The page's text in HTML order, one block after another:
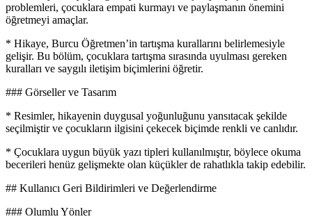
problemleri, çocuklara empati kurmayı ve paylaşmanın önemini
öğretmeyi amaçlar.
* Hikaye, Burcu Öğretmen’in tartışma kurallarını belirlemesiyle
gelişir. Bu bölüm, çocuklara tartışma sırasında uyulması gereken
kuralları ve saygılı iletişim biçimlerini öğretir.
### Görseller ve Tasarım
* Resimler, hikayenin duygusal yoğunluğunu yansıtacak şekilde
seçilmiştir ve çocukların ilgisini çekecek biçimde renkli ve canlıdır.
* Çocuklara uygun büyük yazı tipleri kullanılmıştır, böylece okuma
becerileri henüz gelişmekte olan küçükler de rahatlıkla takip edebilir.
## Kullanıcı Geri Bildirimleri ve Değerlendirme
### Olumlu Yönler